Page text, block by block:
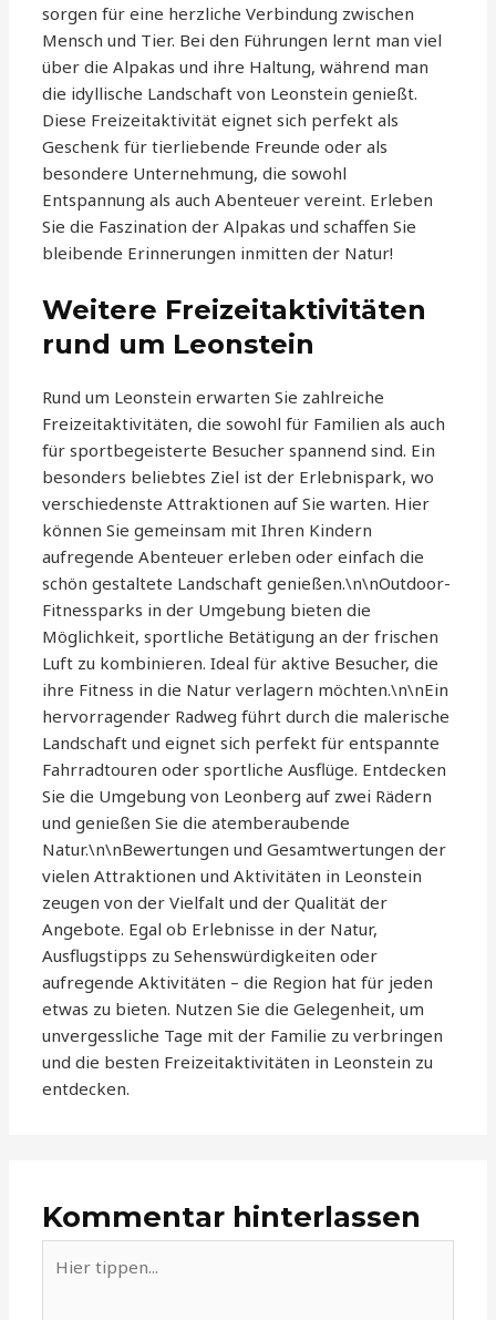
sorgen für eine herzliche Verbindung zwischen
Mensch und Tier. Bei den Führungen lernt man viel
über die Alpakas und ihre Haltung, während man
die idyllische Landschaft von Leonstein genießt.
Diese Freizeitaktivität eignet sich perfekt als
Geschenk für tierliebende Freunde oder als
besondere Unternehmung, die sowohl
Entspannung als auch Abenteuer vereint. Erleben
Sie die Faszination der Alpakas und schaffen Sie
bleibende Erinnerungen inmitten der Natur!
Weitere Freizeitaktivitäten
rund um Leonstein
Rund um Leonstein erwarten Sie zahlreiche
Freizeitaktivitäten, die sowohl für Familien als auch
für sportbegeisterte Besucher spannend sind. Ein
besonders beliebtes Ziel ist der Erlebnispark, wo
verschiedenste Attraktionen auf Sie warten. Hier
können Sie gemeinsam mit Ihren Kindern
aufregende Abenteuer erleben oder einfach die
schön gestaltete Landschaft genießen.\n\nOutdoor-
Fitnessparks in der Umgebung bieten die
Möglichkeit, sportliche Betätigung an der frischen
Luft zu kombinieren. Ideal für aktive Besucher, die
ihre Fitness in die Natur verlagern möchten.\n\nEin
hervorragender Radweg führt durch die malerische
Landschaft und eignet sich perfekt für entspannte
Fahrradtouren oder sportliche Ausflüge. Entdecken
Sie die Umgebung von Leonberg auf zwei Rädern
und genießen Sie die atemberaubende
Natur.\n\nBewertungen und Gesamtwertungen der
vielen Attraktionen und Aktivitäten in Leonstein
zeugen von der Vielfalt und der Qualität der
Angebote. Egal ob Erlebnisse in der Natur,
Ausflugstipps zu Sehenswürdigkeiten oder
aufregende Aktivitäten – die Region hat für jeden
etwas zu bieten. Nutzen Sie die Gelegenheit, um
unvergessliche Tage mit der Familie zu verbringen
und die besten Freizeitaktivitäten in Leonstein zu
entdecken.
Kommentar hinterlassen
tippen...